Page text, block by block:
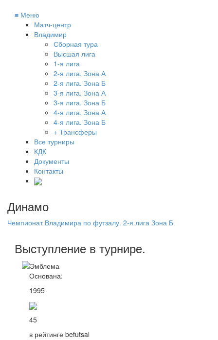
≡ Меню
Матч-центр
Владимир
Сборная тура
Высшая лига
1-я лига
2-я лига. Зона А
2-я лига. Зона Б
3-я лига. Зона А
3-я лига. Зона Б
4-я лига. Зона А
4-я лига. Зона Б
+ Трансферы
Все турниры
КДК
Документы
Контакты
Динамо
Чемпионат Владимира по футзалу. 2-я лига Зона Б
Выступление в турнире.
Основана:
1995
45
в рейтинге befutsal